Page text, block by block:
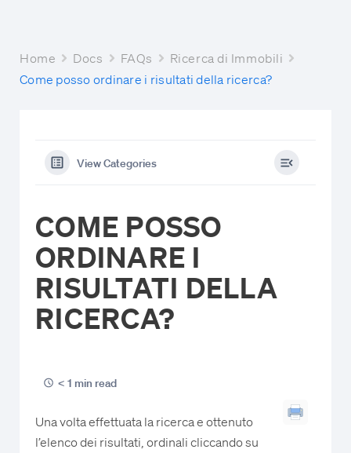
Home Docs FAQs
Ricerca di Immobili
Come posso ordinare i risultati della ricerca?
View Categories
COME POSSO
ORDINARE I
RISULTATI DELLA
RICERCA?
< 1 min read
Una volta effettuata la ricerca e ottenuto
l’elenco dei risultati, ordinali cliccando su